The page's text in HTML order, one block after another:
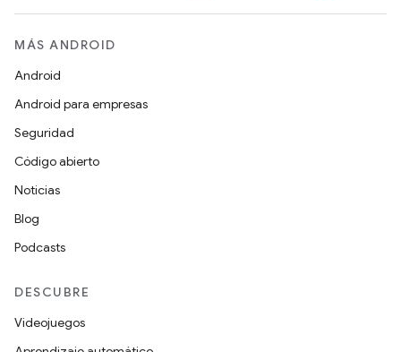
MÁS ANDROID
Android
Android para empresas
Seguridad
Código abierto
Noticias
Blog
Podcasts
DESCUBRE
Videojuegos